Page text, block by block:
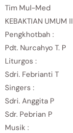
Tim Mul-Med
KEBAKTIAN UMUM II
Pengkhotbah :
Pdt. Nurcahyo T. P
Liturgos :
Sdri. Febrianti T
Singers :
Sdri. Anggita P
Sdr. Pebrian P
Musik :